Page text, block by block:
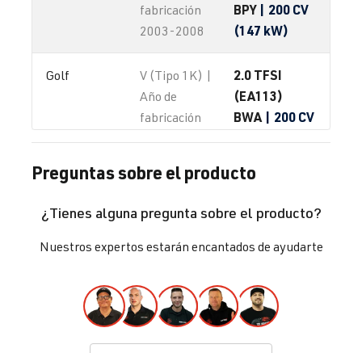
fabricación
2003-2008
BPY | 200 CV
(147 kW)
Golf
V (Tipo 1K) |
Año de
fabricación
2003-2008
2.0 TFSI
(EA113)
BWA | 200 CV
Golf
V (Tipo 1K) |
fabricación
2003-2008
2.0 TFSI
BYD
(169 kW)
V (Tipo 1K) |
Año de
fabricación
2.0 TFSI
(EA113)
CDL| 240 CV
Preguntas sobre el producto
¿Tienes alguna pregunta sobre el producto?
Nuestros expertos estarán encantados de ayudarte